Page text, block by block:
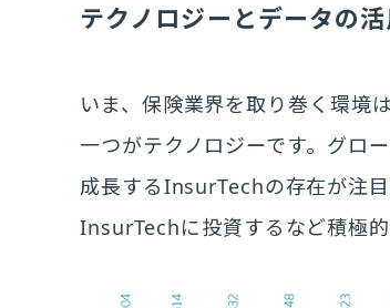
テクノロジーとデータの
いま、保険業界を取り巻く環境
一つがテクノロジーです。グロ
成長するInsurTechの存在が注
InsurTechに投資するなど積極的